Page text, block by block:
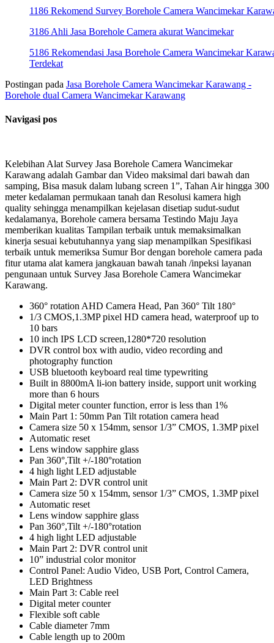
1186 Rekomend Survey Borehole Camera Wancimekar
3186 Ahli Jasa Borehole Camera akurat Wancimekar
5186 Rekomendasi Jasa Borehole Camera Wancimekar
Terdekat
Postingan pada Jasa Borehole Camera Wancimekar Karawang -
Borehole dual Camera Wancimekar Karawang
Navigasi pos
Kelebihan Alat Survey Jasa Borehole Camera Wancimekar
Karawang adalah Gambar dan Video maksimal dari bawah dan
samping, Bisa masuk dalam lubang screen 1”, Tahan Air hingga 300
meter kedalaman permukaan tanah dan Resolusi kamera high
quality sehingga menampilkan kejelasan disetiap sudut-sudut
kedalamanya, Borehole camera bersama Testindo Maju Jaya
memberikan kualitas Tampilan terbaik untuk memaksimalkan
kinerja sesuai kebutuhannya yang siap menampilkan Spesifikasi
terbaik untuk memeriksa Sumur Bor dengan borehole camera pada
fitur utama alat kamera jangkauan bawah tanah /inpeksi layanan
pengunaan untuk Survey Jasa Borehole Camera Wancimekar
Karawang.
360° rotation AHD Camera Head, Pan 360° Tilt 180°
1/3 CMOS,1.3MP pixel HD camera head, waterproof up to
10 bars
10 inch IPS LCD screen,1280*720 resolution
DVR control box with audio, video recording and
photography function
USB bluetooth keyboard real time typewriting
Built in 8800mA li-ion battery inside, support unit working
more than 6 hours
Digital meter counter function, error is less than 1%
Main Part 1: 50mm Pan Tilt rotation camera head
Camera size 50 x 154mm, sensor 1/3” CMOS, 1.3MP pixel
Automatic reset
Lens window sapphire glass
Pan 360°,Tilt +/-180°rotation
4 high light LED adjustable
Main Part 2: DVR control unit
Camera size 50 x 154mm, sensor 1/3” CMOS, 1.3MP pixel
Automatic reset
Lens window sapphire glass
Pan 360°,Tilt +/-180°rotation
4 high light LED adjustable
Main Part 2: DVR control unit
10” industrial color monitor
Control Panel: Audio Video, USB Port, Control Camera,
LED Brightness
Main Part 3: Cable reel
Digital meter counter
Flexible soft cable
Cable diameter 7mm
Cable length up to 200m